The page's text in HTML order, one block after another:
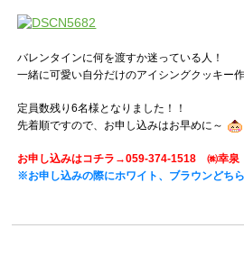
バレンタインに何を渡すか迷っている人！
一緒に可愛い自分だけのアイシングクッキー
定員数残り6名様となりました！！
先着順ですので、お申し込みはお早めに～
お申し込みはコチラ→059-374-1518 ㈱幸泉
※お申し込みの際にホワイト、ブラウンどち